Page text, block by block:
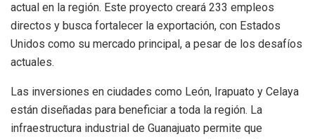
actual en la región. Este proyecto creará 233 empleos
directos y busca fortalecer la exportación, con Estados
Unidos como su mercado principal, a pesar de los desafíos
actuales.
Las inversiones en ciudades como León, Irapuato y Celaya
están diseñadas para beneficiar a toda la región. La
infraestructura industrial de Guanajuato permite que